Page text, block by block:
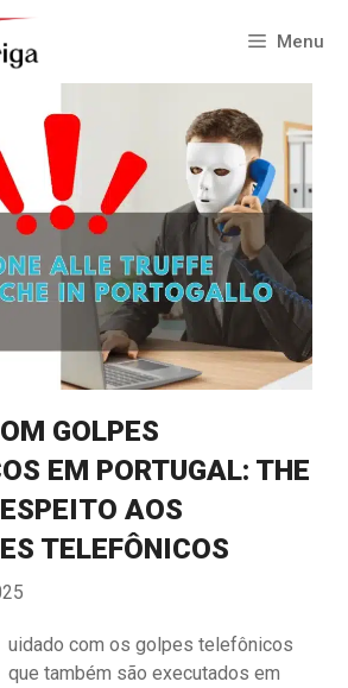
Menu
GOLPES
EM PORTUGAL: THE
AOS
TELEFÔNICOS
uidado com os golpes telefônicos
que também são executados em